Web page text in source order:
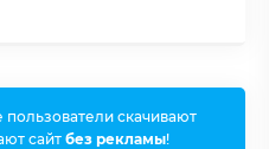
скачивают
сайт без рекламы!